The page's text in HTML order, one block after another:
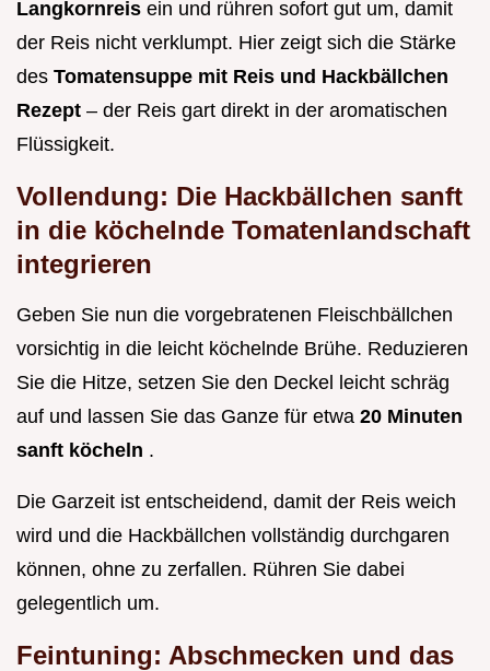
Langkornreis ein und rühren sofort gut um, damit
der Reis nicht verklumpt. Hier zeigt sich die Stärke
des Tomatensuppe mit Reis und Hackbällchen
Rezept – der Reis gart direkt in der aromatischen
Flüssigkeit.
Vollendung: Die Hackbällchen sanft
in die köchelnde Tomatenlandschaft
integrieren
Geben Sie nun die vorgebratenen Fleischbällchen
vorsichtig in die leicht köchelnde Brühe. Reduzieren
Sie die Hitze, setzen Sie den Deckel leicht schräg
auf und lassen Sie das Ganze für etwa 20 Minuten
sanft köcheln .
Die Garzeit ist entscheidend, damit der Reis weich
wird und die Hackbällchen vollständig durchgaren
können, ohne zu zerfallen. Rühren Sie dabei
gelegentlich um.
Feintuning: Abschmecken und das